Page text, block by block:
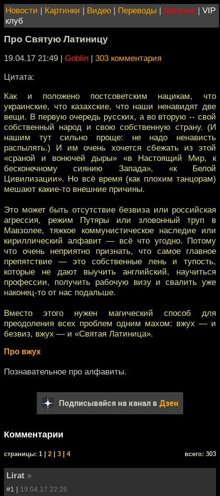
Новости | Картинки | Видео | Переводы | Магазин | VIP
клуб
Про Святую Латиницу
19.04.17 21:49 | Goblin | 303 комментария
Цитата:
Как и положено постсоветским нацикам, что
украинские, что казахские, что наши ненавидят две
вещи. В первую очередь русских, а во вторую -- свой
собственный народ и свою собственную страну. (И
нашим тут сильно проще: не надо ненависть
распылять.) И им очень хочется сбежать из этой
«сраной и вонючей дыры» «в Настоящий Мир, к
бесконечному сиянию Запада», «к Белой
Цивилизации». Но всё время (как плохим танцорам)
мешают какие-то внешние причины.
Это может быть отсутствие безвиза или российская
агрессия, режим Путяры или зловонный труп в
Мавзолее, тяжкое коммунистическое наследие или
кириллический алфавит — всё что угодно. Потому
что очень неприятно признать, что самое главное
препятствие — это собственные лень и тупость,
которые не дают выучить английский, научиться
профессии, получить рабочую визу и свалить уже
наконец-то от нас подальше.
Вместо этого нужен магический способ для
преодоления всех проблем одним махом: вжух — и
безвиз, вжух — и «Святая Латиница».
Про вжух
Познавательное про алфавиты.
Подписывайся на канал в Дзен
Комментарии
cтраницы: 1 | 2 3 4 всего: 303
Lirat »
#1 | 19.04.17 22:26